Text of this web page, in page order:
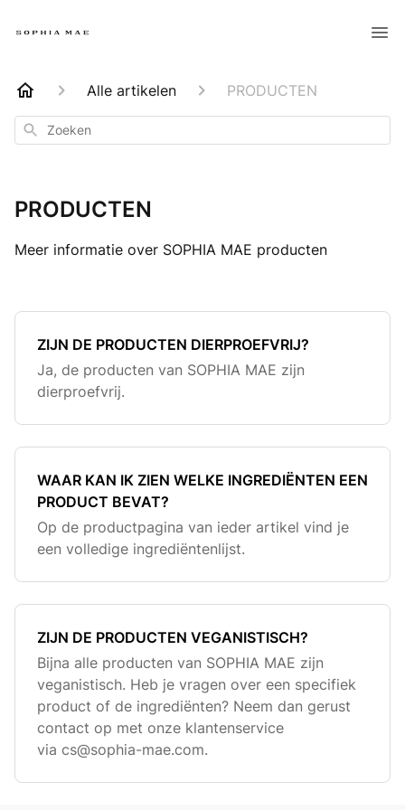
Alle artikelen PRODUCTEN
Zoeken
PRODUCTEN
Meer informatie over SOPHIA MAE producten
ZIJN DE PRODUCTEN DIERPROEFVRIJ?
Ja, de producten van SOPHIA MAE zijn
dierproefvrij.
WAAR KAN IK ZIEN WELKE INGREDIËNTEN EEN
PRODUCT BEVAT?
Op de productpagina van ieder artikel vind je
een volledige ingrediëntenlijst.
ZIJN DE PRODUCTEN VEGANISTISCH?
Bijna alle producten van SOPHIA MAE zijn
veganistisch. Heb je vragen over een specifiek
product of de ingrediënten? Neem dan gerust
contact op met onze klantenservice
via cs@sophia-mae.com.